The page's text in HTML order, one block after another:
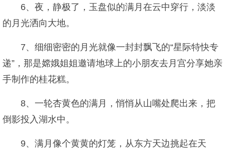
6、夜，静极了，玉盘似的满月在云中穿行，淡淡
的月光洒向大地。
7、细细密密的月光就像一封封飘飞的“星际特快专
递”，那是嫦娥姐姐邀请地球上的小朋友去月宫分享她亲
手制作的桂花糕。
8、一轮杏黄色的满月，悄悄从山嘴处爬出来，把
倒影投入湖水中。
9、满月像个黄黄的灯笼，从东方天边挑起在天